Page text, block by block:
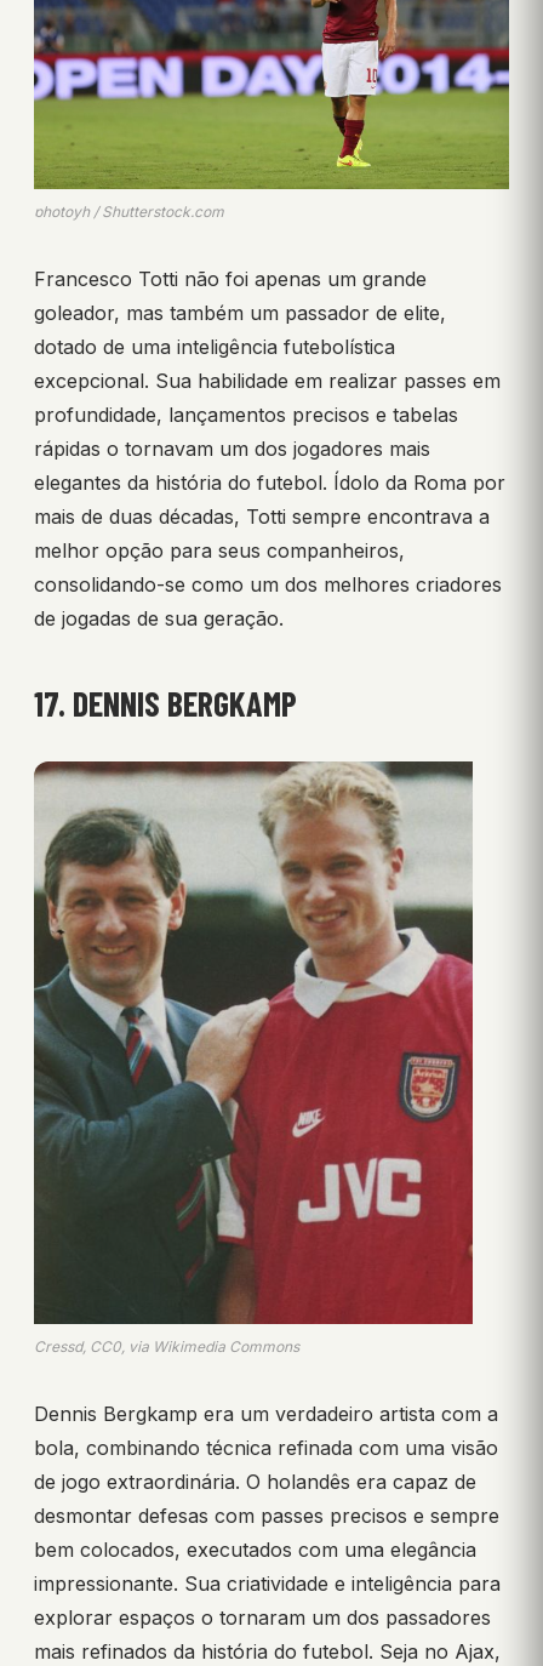
photoyh / Shutterstock.com
Francesco Totti não foi apenas um grande
goleador, mas também um passador de elite,
dotado de uma inteligência futebolística
excepcional. Sua habilidade em realizar passes em
profundidade, lançamentos precisos e tabelas
rápidas o tornavam um dos jogadores mais
elegantes da história do futebol. Ídolo da Roma por
mais de duas décadas, Totti sempre encontrava a
melhor opção para seus companheiros,
consolidando-se como um dos melhores criadores
de jogadas de sua geração.
17. DENNIS BERGKAMP
Cressd, CC0, via Wikimedia Commons
Dennis Bergkamp era um verdadeiro artista com a
bola, combinando técnica refinada com uma visão
de jogo extraordinária. O holandês era capaz de
desmontar defesas com passes precisos e sempre
bem colocados, executados com uma elegância
impressionante. Sua criatividade e inteligência para
explorar espaços o tornaram um dos passadores
mais refinados da história do futebol. Seja no Ajax,